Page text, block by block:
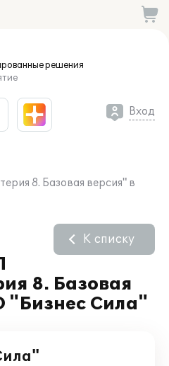
решения
Вход
8. Базовая версия" в
8. Базовая
"Бизнес Сила"
К списку